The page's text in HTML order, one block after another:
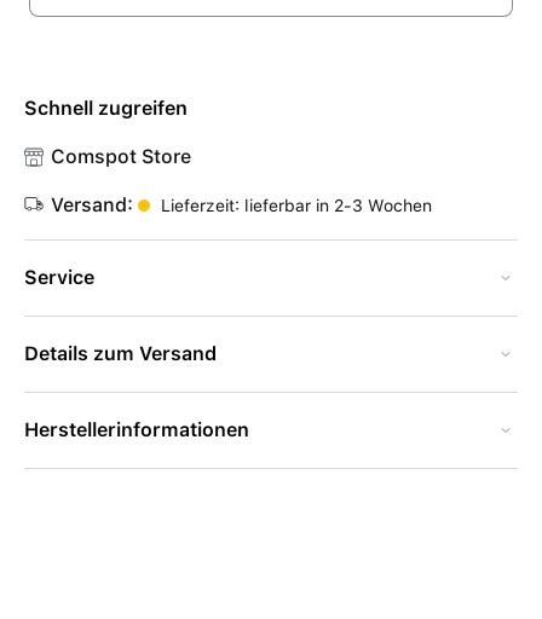
Schnell zugreifen
Comspot Store
Versand: Lieferzeit: lieferbar in 2-3 Wochen
Service
Details zum Versand
Herstellerinformationen